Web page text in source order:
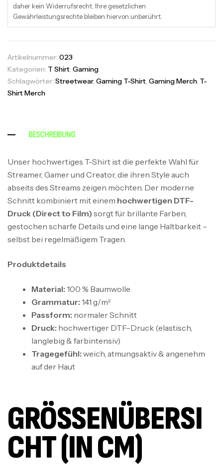
daher kein Widerrufsrecht. Ihre gesetzlichen
Gewährleistungsrechte bleiben hiervon unberührt.
Artikelnummer: 023
Kategorien: T Shirt, Gaming
Schlagwörter: Streetwear, Gaming T-Shirt, Gaming Merch, T-
Shirt Merch
BESCHREIBUNG
Unser hochwertiges T-Shirt ist die perfekte Wahl für
Streamer, Gamer und Creator, die ihren Style auch
abseits des Streams zeigen möchten. Der moderne
Schnitt kombiniert mit einem hochwertigen DTF-
Druck (Direct to Film) sorgt für brillante Farben,
gestochen scharfe Details und eine lange Haltbarkeit –
selbst bei regelmäßigem Tragen.
Produktdetails
Material: 100 % Baumwolle
Grammatur: 141 g/m²
Passform: normaler Schnitt
Druck: hochwertiger DTF-Druck (elastisch,
langlebig & farbintensiv)
Tragegefühl: weich, atmungsaktiv & angenehm
auf der Haut
GRÖSSENÜBERSIC
HT (IN CM)